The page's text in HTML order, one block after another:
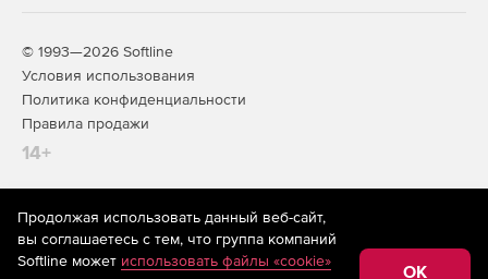
© 1993—2026 Softline
Условия использования
Политика конфиденциальности
Правила продажи
14+
На информационном ресурсе store.softline.ru применяются
рекомендательные технологии(информационные технологии
предоставления информации на основе сбора,
Продолжая использовать данный веб-сайт,
вы соглашаетесь с тем, что группа компаний
Softline может использовать файлы «cookie»
OK